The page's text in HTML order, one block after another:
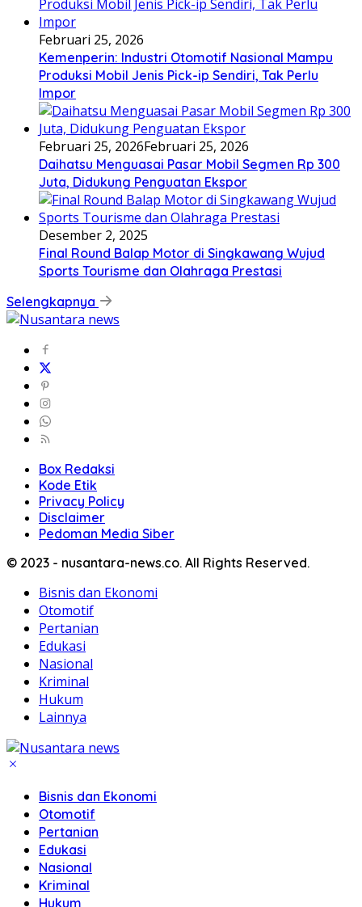
Februari 25, 2026
Kemenperin: Industri Otomotif Nasional Mampu
Produksi Mobil Jenis Pick-ip Sendiri, Tak Perlu
Impor
Februari 25, 2026Februari 25, 2026
Daihatsu Menguasai Pasar Mobil Segmen Rp 300
Juta, Didukung Penguatan Ekspor
Desember 2, 2025
Final Round Balap Motor di Singkawang Wujud
Sports Tourisme dan Olahraga Prestasi
Selengkapnya
Box Redaksi
Kode Etik
Privacy Policy
Disclaimer
Pedoman Media Siber
© 2023 - nusantara-news.co. All Rights Reserved.
Bisnis dan Ekonomi
Otomotif
Pertanian
Edukasi
Nasional
Kriminal
Hukum
Lainnya
Bisnis dan Ekonomi
Otomotif
Pertanian
Edukasi
Nasional
Kriminal
Hukum